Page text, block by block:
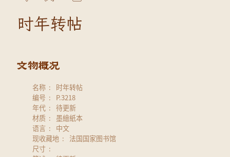
时年转帖
名称
时年转帖
编号
P.3218
年代
待更新
材质
墨繪紙本
语言
中文
现收藏地
法国国家图书馆
尺寸